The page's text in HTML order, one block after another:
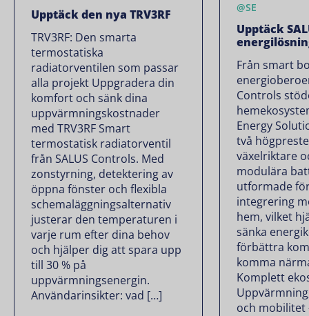
Upptäck den nya TRV3RF
TRV3RF: Den smarta
termostatiska
radiatorventilen som passar
alla projekt Uppgradera din
komfort och sänk dina
uppvärmningskostnader
med TRV3RF Smart
termostatisk radiatorventil
från SALUS Controls. Med
zonstyrning, detektering av
öppna fönster och flexibla
schemaläggningsalternativ
justerar den temperaturen i
varje rum efter dina behov
och hjälper dig att spara upp
till 30 % på
uppvärmningsenergin.
Användarinsikter: vad […]
@SE
Upptäck
Från smart
Controls
Energy
två
växelriktare
modulära
utformade
integrering
hem, vilket
sänka
förbättra
komma
Komplett
och mobilitet